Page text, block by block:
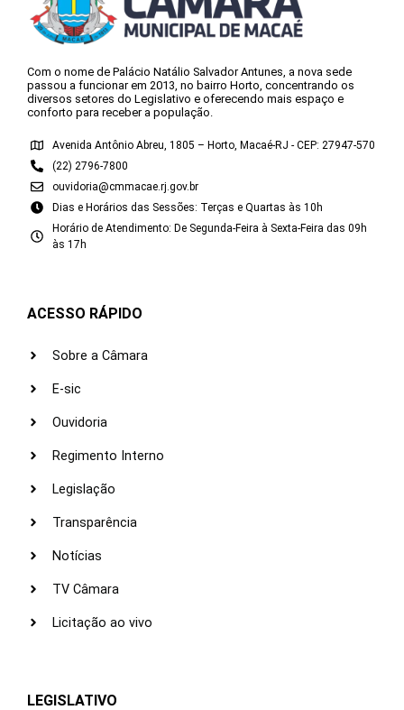
Com o nome de Palácio Natálio Salvador Antunes, a nova sede
passou a funcionar em 2013, no bairro Horto, concentrando os
diversos setores do Legislativo e oferecendo mais espaço e
conforto para receber a população.
Avenida Antônio Abreu, 1805 – Horto, Macaé-RJ - CEP: 27947-570
(22) 2796-7800
ouvidoria@cmmacae.rj.gov.br
Dias e Horários das Sessões: Terças e Quartas às 10h
Horário de Atendimento: De Segunda-Feira à Sexta-Feira das 09h
às 17h
ACESSO RÁPIDO
Sobre a Câmara
E-sic
Ouvidoria
Regimento Interno
Legislação
Transparência
Notícias
TV Câmara
Licitação ao vivo
LEGISLATIVO